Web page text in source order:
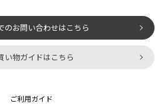
のお問い合わせはこちら
い物ガイドはこちら
ご利用ガイド